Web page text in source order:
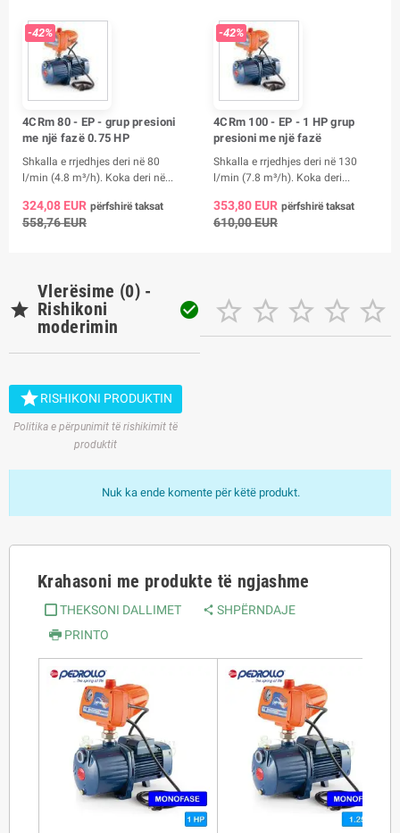
-42%
4CRm 80 - EP - grup presioni
me një fazë 0.75 HP
Shkalla e rrjedhjes deri në 80
l/min (4.8 m³/h). Koka deri në...
324,08 EUR përfshirë taksat
558,76 EUR
-42%
4CRm 100 - EP - 1 HP grup
presioni me një fazë
Shkalla e rrjedhjes deri në 130
l/min (7.8 m³/h). Koka deri...
353,80 EUR përfshirë taksat
610,00 EUR

Vlerësime (0) -
Rishikoni
moderimin
     
RISHIKONI PRODUKTIN
Politika e përpunimit të rishikimit të
produktit
Nuk ka ende komente për këtë produkt.
Krahasoni me produkte të ngjashme
THEKSONI DALLIMET
SHPËRNDAJE
PRINTO